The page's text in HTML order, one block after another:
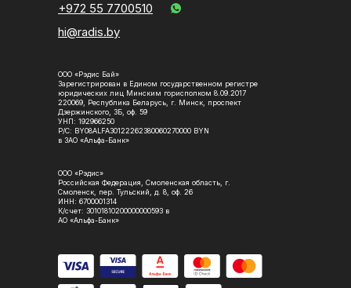
+972 55 7700510
hi@radis.by
ООО «Рэдис Бай»
Зарегистрирован в Едином государственном регистре
юридических лиц Минским горисполком 8.09.2017
220069, Республика Беларусь, г. Минск, проспект
Дзержинского, 3Б, оф. 59
УНП: 192966250
Р/С: BY08ALFA30122262380060270000 BYN
в ЗАО «Альфа-Банк»
ООО «Рэдис»
Российская Федерация, Смоленская область, г.
Смоленск, пер. Тульский, д. 8, оф. 26
ИНН: 6700001314
К/счет: 30101810200000000593 в
АО «Альфа-Банк»